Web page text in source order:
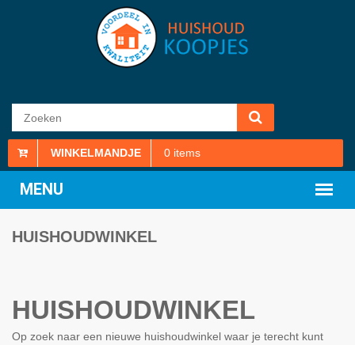
WINKELMANDJE 0 items
HUISHOUDWINKEL
HUISHOUDWINKEL
Op zoek naar een nieuwe huishoudwinkel waar je terecht kunt